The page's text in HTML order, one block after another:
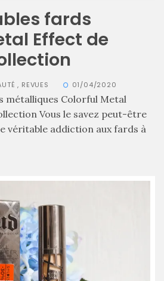
fards
Effect de
, REVUES 01/04/2020
métalliques Colorful Metal
Vous le savez peut-être
véritable addiction aux fards à